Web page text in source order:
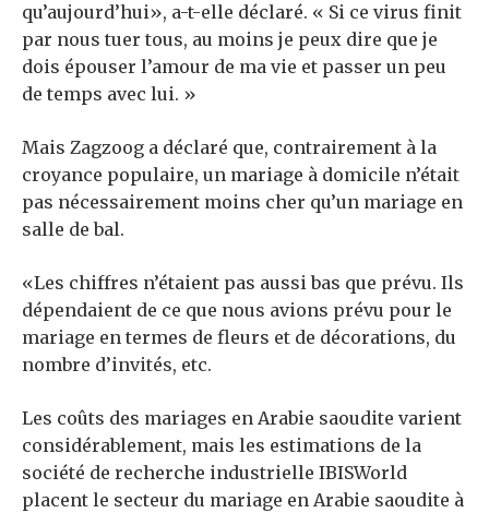
qu’aujourd’hui», a-t-elle déclaré. « Si ce virus finit
par nous tuer tous, au moins je peux dire que je
dois épouser l’amour de ma vie et passer un peu
de temps avec lui. »
Mais Zagzoog a déclaré que, contrairement à la
croyance populaire, un mariage à domicile n’était
pas nécessairement moins cher qu’un mariage en
salle de bal.
«Les chiffres n’étaient pas aussi bas que prévu. Ils
dépendaient de ce que nous avions prévu pour le
mariage en termes de fleurs et de décorations, du
nombre d’invités, etc.
Les coûts des mariages en Arabie saoudite varient
considérablement, mais les estimations de la
société de recherche industrielle IBISWorld
placent le secteur du mariage en Arabie saoudite à